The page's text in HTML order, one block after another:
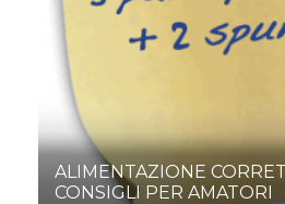
ALIMENTAZIONE
CONSIGLI PER AMATORI